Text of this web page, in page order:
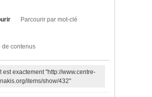
Parcourir par mot-clé
de contenus
est exactement "http://www.centre-
items/show/432"